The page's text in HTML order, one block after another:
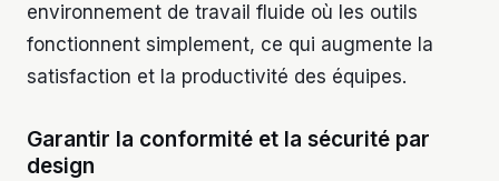
environnement de travail fluide où les outils
fonctionnent simplement, ce qui augmente la
satisfaction et la productivité des équipes.
Garantir la conformité et la sécurité par
design